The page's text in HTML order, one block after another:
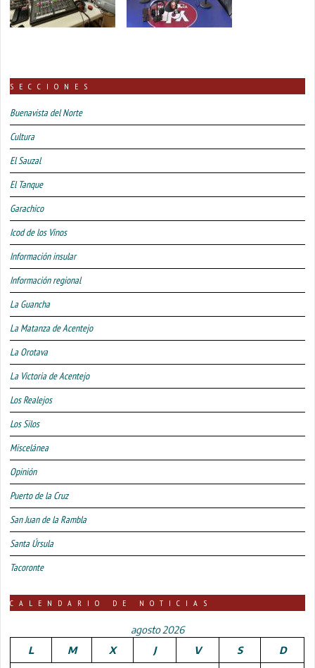
SECCIONES
Buenavista del Norte
Cultura
El Sauzal
El Tanque
Garachico
Icod de los Vinos
Información insular
Información regional
La Guancha
La Matanza de Acentejo
La Orotava
La Victoria de Acentejo
Los Realejos
Los Silos
Miscelánea
Opinión
Puerto de la Cruz
San Juan de la Rambla
Santa Úrsula
Tacoronte
CALENDARIO DE NOTICIAS
agosto 2026
L
M X J V S D